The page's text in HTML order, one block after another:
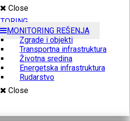
Close
MONITORING REŠENJA
Zgrade i objekti
Transportna infrastruktura
Životna sredina
Energetska infrastruktura
Rudarstvo
Close